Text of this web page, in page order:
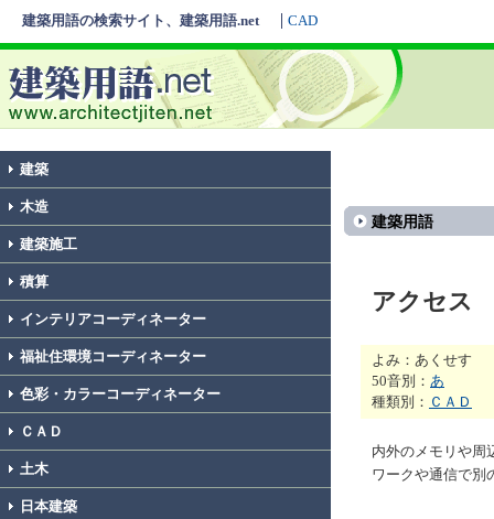
建築用語の検索サイト、建築用語.net CAD
建築
木造
建築施工
積算
インテリアコーディネーター
福祉住環境コーディネーター
色彩・カラーコーディネーター
ＣＡＤ
土木
日本建築
建築用語
アクセス
よみ：あくせす
50音別： あ
種類別： ＣＡＤ
内外のメモリや周
ワークや通信で別